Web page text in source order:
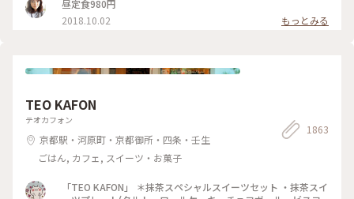
昼定食980円
2018.10.02
もっとみる
TEO KAFON
テオカフォン
京都駅・河原町・京都御所・四条・壬生
ごはん, カフェ, スイーツ・お菓子
1863
「TEO KAFON」 ＊抹茶スペシャルスイーツセット ・抹茶スイ